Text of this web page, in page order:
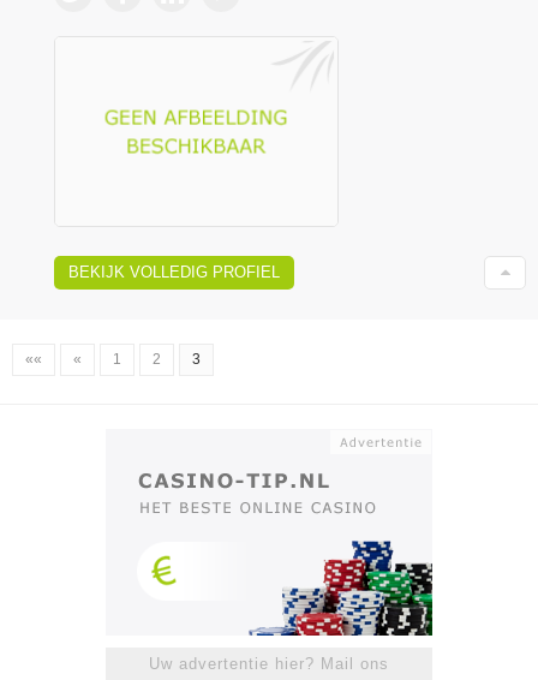
BEKIJK VOLLEDIG PROFIEL
«« « 1 2 3
Uw advertentie hier? Mail ons